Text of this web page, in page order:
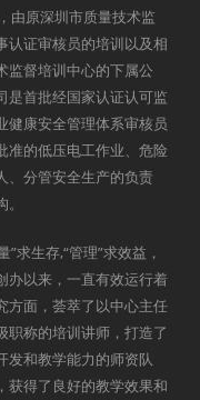
由原深圳市质量技术监
认证审核员的培训以及相
监督培训中心的下属公
是首批经国家认证认可监
健康安全管理体系审核员
准的低压电工作业、危险
、分管安全生产的负责
求生存,“管理”求效益，
办以来，一直有效运行着
方面，荟萃了以中心主任
职称的培训讲师，打造了
发和教学能力的师资队
获得了良好的教学效果和